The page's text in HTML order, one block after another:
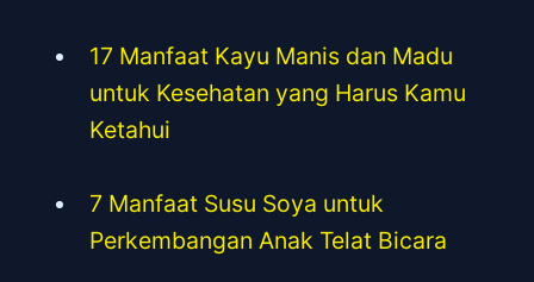
17 Manfaat Kayu Manis dan Madu
untuk Kesehatan yang Harus Kamu
Ketahui
7 Manfaat Susu Soya untuk
Perkembangan Anak Telat Bicara